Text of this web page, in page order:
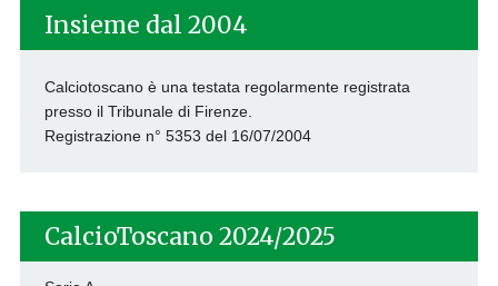
Insieme dal 2004
Calciotoscano è una testata regolarmente registrata
presso il Tribunale di Firenze.
Registrazione n° 5353 del 16/07/2004
CalcioToscano 2024/2025